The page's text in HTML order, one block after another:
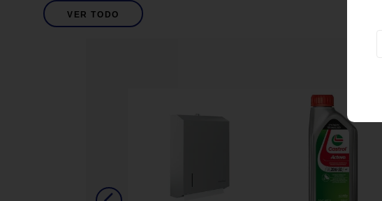
Fácil instalación.
VER TODO